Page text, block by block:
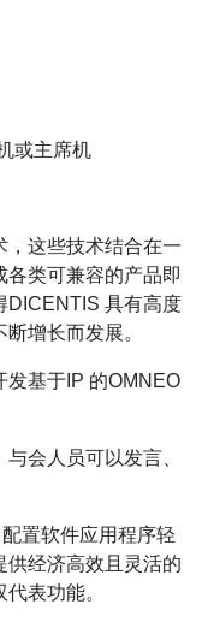
或主席机
，这些技术结合在一
各类可兼容的产品即
DICENTIS 具有高度
增长而发展。
发基于IP 的OMNEO
会人员可以发言、
置软件应用程序轻
供经济高效且灵活的
表功能。